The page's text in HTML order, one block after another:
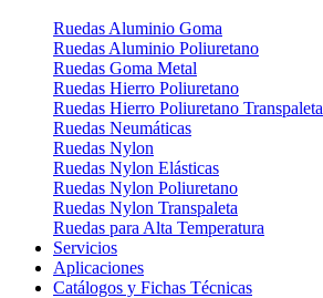
Ruedas Aluminio Goma
Ruedas Aluminio Poliuretano
Ruedas Goma Metal
Ruedas Hierro Poliuretano
Ruedas Hierro Poliuretano Transpaleta
Ruedas Neumáticas
Ruedas Nylon
Ruedas Nylon Elásticas
Ruedas Nylon Poliuretano
Ruedas Nylon Transpaleta
Ruedas para Alta Temperatura
Servicios
Aplicaciones
Catálogos y Fichas Técnicas